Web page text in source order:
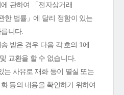
관하여 「전자상거래
한 법률」에 달리 정함이 있는
니다.
받은 경우 다음 각 호의 1에
교환을 할 수 없습니다.
는 사유로 재화 등이 멸실 또는
등의 내용을 확인하기 위하여